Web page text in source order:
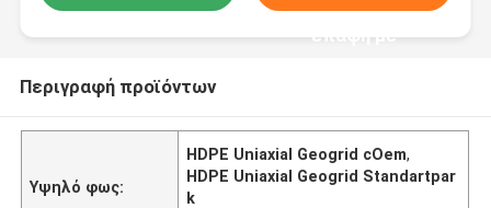
επαφή με
Περιγραφή προϊόντων
Υψηλό φως:
HDPE Uniaxial Geogrid cOem,
HDPE Uniaxial Geogrid Standartpar
k